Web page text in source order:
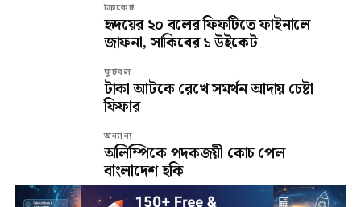
ক্রিকেট
হৃদয়ের ২০ বলের ফিফটিতে ফাইনালে
জাফনা, সাকিবের ১ উইকেট
ফুটবল
টাকা আটকে রেখে সমর্থন আদায় চেষ্টা
ফিফার
অন্যান্য
অলিম্পিকে পদকজয়ী কোচ পেল
বাংলাদেশ হকি